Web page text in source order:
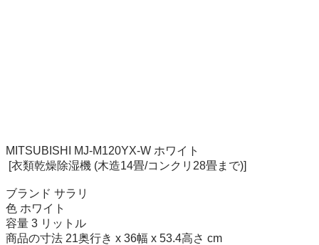
MITSUBISHI MJ-M120YX-W ホワイト
ブランド サラリ
色 ホワイト
容量 3 リットル
商品の寸法 21奥行き x 36幅 x 53.4高さ cm